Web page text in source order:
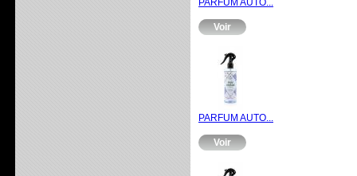
PARFUM AUTO...
Voir
PARFUM AUTO...
Voir